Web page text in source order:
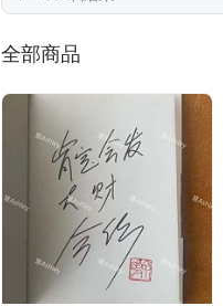
全部商品